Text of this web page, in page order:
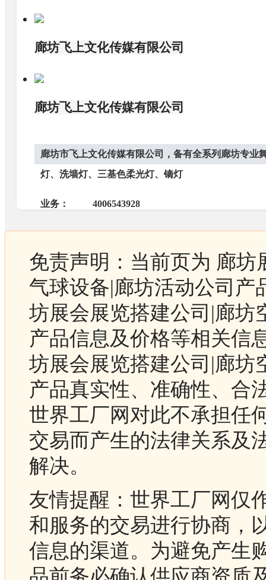
廊坊飞上文化传媒有限公司
廊坊飞上文化传媒有限公司
廊坊市飞上文化传媒有限公司，备有全系列廊坊专业
灯、洗墙灯、三基色柔光灯、镝灯
业务： 4006543928
免责声明：当前页为 廊坊
气球设备|廊坊活动公司产
坊展会展览搭建公司|廊坊
产品信息及价格等相关信
坊展会展览搭建公司|廊坊
产品真实性、准确性、合
世界工厂网对此不承担任
交易而产生的法律关系及
解决。
友情提醒：世界工厂网仅
和服务的交易进行协商，
信息的渠道。为避免产生